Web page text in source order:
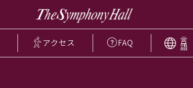
アクセス FAQ 言
語